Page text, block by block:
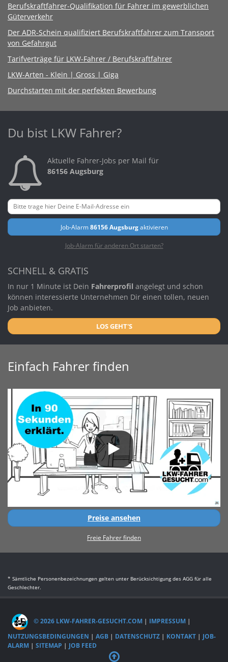
Berufskraftfahrer-Qualifikation für Fahrer im gewerblichen
Güterverkehr
Der ADR-Schein qualifiziert Berufskraftfahrer zum Transport
von Gefahrgut
Tarifverträge für LKW-Fahrer / Berufskraftfahrer
LKW-Arten - Klein | Gross | Giga
Durchstarten mit der perfekten Bewerbung
Du bist LKW Fahrer?
Aktuelle Fahrer-Jobs per Mail für
86156 Augsburg
Job-Alarm86156 Augsburgaktivieren
Job-Alarm für anderen Ort starten?
SCHNELL & GRATIS
In nur 1 Minute ist Dein Fahrerprofil angelegt und schon
können interessierte Unternehmen Dir einen tollen, neuen
Job anbieten.
LOS GEHT'S
Einfach Fahrer finden
Preise ansehen
Freie Fahrer finden
* Sämtliche Personenbezeichnungen gelten unter Berücksichtigung des AGG für alle
Geschlechter.
© 2026 LKW-FAHRER-GESUCHT.COM | IMPRESSUM |
NUTZUNGSBEDINGUNGEN | AGB | DATENSCHUTZ | KONTAKT | JOB-
ALARM | SITEMAP | JOB FEED